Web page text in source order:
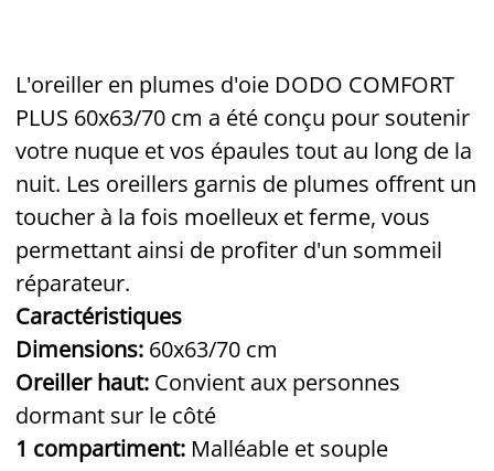
L'oreiller en plumes d'oie DODO COMFORT
PLUS 60x63/70 cm a été conçu pour soutenir
votre nuque et vos épaules tout au long de la
nuit. Les oreillers garnis de plumes offrent un
toucher à la fois moelleux et ferme, vous
permettant ainsi de profiter d'un sommeil
réparateur.
Caractéristiques
Dimensions: 60x63/70 cm
Oreiller haut: Convient aux personnes
dormant sur le côté
1 compartiment: Malléable et souple